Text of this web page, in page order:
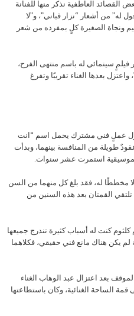
القصائد العاطفية نذكر منها للفنانة
له” من أشعار “نزار قباني”، و”لا
ونجاة الصغيرة كلٍ بمفرده من شعر
في آخر فيلمٍ سينمائي له باسم منتهى الفرح،
بعدها الغناء تقريبًا وتفرغ
أول عملٍ فني مشترك يحمل اسم “انت
وانتهت بذلك عقودٌ طويلة من المنافسة بينهما، وبدأت
استمرت عشر سنوات.
مخططًا له، فقد بلغ كل منهما من السن
القمتان بعد هذه السنين من
كلثوم كنت له أسباب كثيرة تندرج جميعها
لم يكن هناك مانع فني حقيقي، فكلاهما
بعد اعتزال عبد الوهاب الغناء
الساحة الغنائية، وكان باستطاعتها